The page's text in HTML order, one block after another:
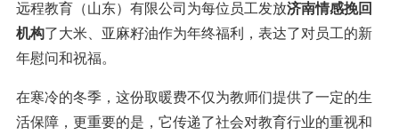
远程教育（山东）有限公司为每位员工发放济南情感挽回
机构了大米、亚麻籽油作为年终福利，表达了对员工的新
年慰问和祝福。
在寒冷的冬季，这份取暖费不仅为教师们提供了一定的生
活保障，更重要的是，它传递了社会对教育行业的重视和